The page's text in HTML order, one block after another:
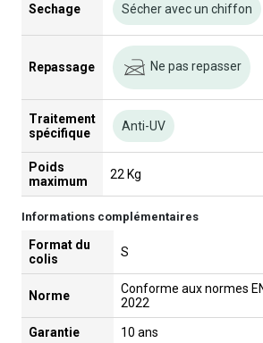
Sechage Sécher avec un chiffon
Repassage Ne pas repasser
Traitement
spécifique
Anti-UV
Poids
maximum
22 Kg
Informations complémentaires
Format du
colis
S
Norme
Conforme aux normes
2022
Garantie 10 ans